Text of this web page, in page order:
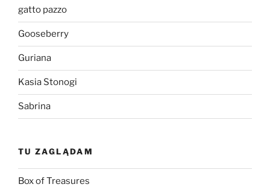
gatto pazzo
Gooseberry
Guriana
Kasia Stonogi
Sabrina
TU ZAGLĄDAM
Box of Treasures